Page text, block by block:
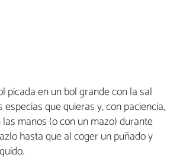
picada en un bol grande con la sal
especias que quieras y, con paciencia,
manos (o con un mazo) durante
hasta que al coger un puñado y